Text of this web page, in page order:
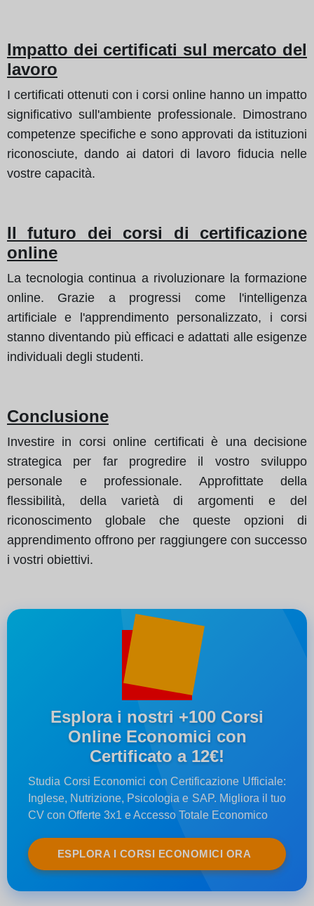
Impatto dei certificati sul mercato del
lavoro
I certificati ottenuti con i corsi online hanno un impatto
significativo sull'ambiente professionale. Dimostrano
competenze specifiche e sono approvati da istituzioni
riconosciute, dando ai datori di lavoro fiducia nelle
vostre capacità.
Il futuro dei corsi di certificazione
online
La tecnologia continua a rivoluzionare la formazione
online. Grazie a progressi come l'intelligenza
artificiale e l'apprendimento personalizzato, i corsi
stanno diventando più efficaci e adattati alle esigenze
individuali degli studenti.
Conclusione
Investire in corsi online certificati è una decisione
strategica per far progredire il vostro sviluppo
personale e professionale. Approfittate della
flessibilità, della varietà di argomenti e del
riconoscimento globale che queste opzioni di
apprendimento offrono per raggiungere con successo
i vostri obiettivi.
Esplora i nostri +100 Corsi
Online Economici con
Certificato a 12€!
Studia Corsi Economici con Certificazione Ufficiale:
Inglese, Nutrizione, Psicologia e SAP. Migliora il tuo
CV con Offerte 3x1 e Accesso Totale Economico
ESPLORA I CORSI ECONOMICI ORA